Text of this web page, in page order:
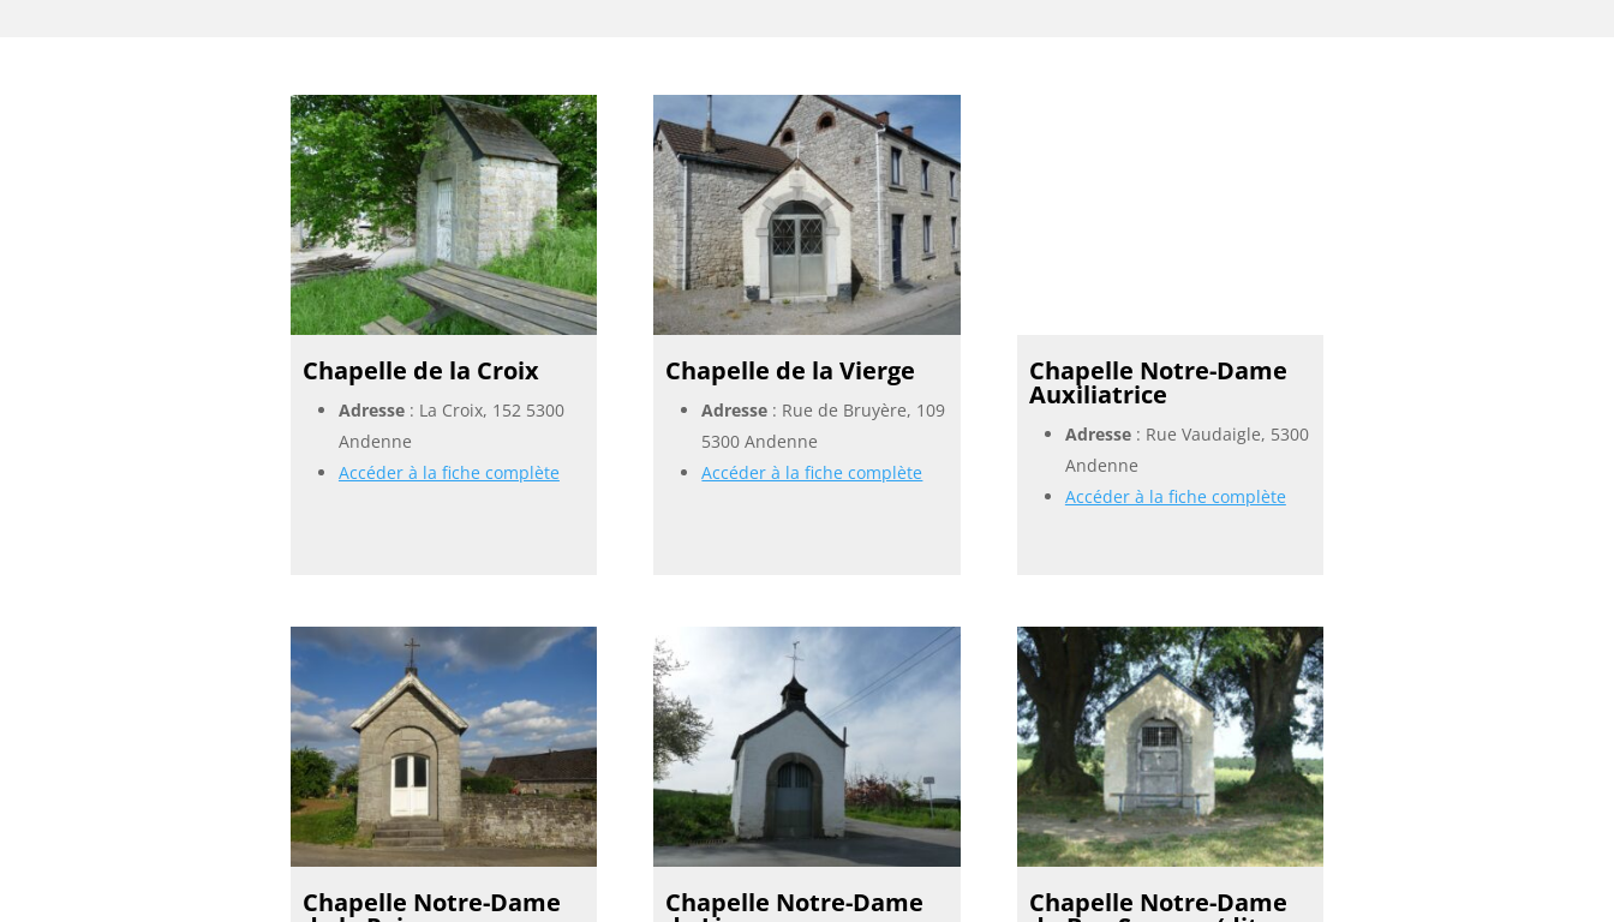
Chapelle de la Croix
Adresse: La Croix, 152 5300
Andenne
Accéder à la fiche complète
Chapelle de la Vierge
Adresse : Rue de Bruyère, 109
5300 Andenne
Accéder à la fiche complète
Chapelle Notre-Dame
Auxiliatrice
Adresse: Rue Vaudaigle, 5300
Andenne
Accéder à la fiche complète
Chapelle Notre-Dame Chapelle Notre-Dame Chapelle Notre-Dame